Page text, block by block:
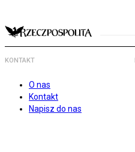
KONTAKT
O nas
Kontakt
Napisz do nas